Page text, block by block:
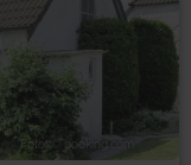
Foto: © booking.com